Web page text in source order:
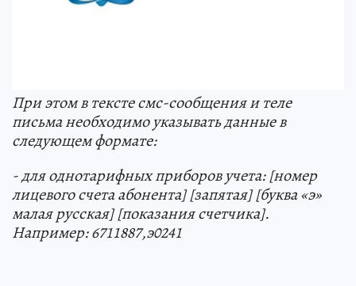
При этом в тексте смс-сообщения и теле
письма необходимо указывать данные в
следующем формате:
- для однотарифных приборов учета: [номер
лицевого счета абонента] [запятая] [буква «э»
малая русская] [показания счетчика].
Например: 6711887,э0241